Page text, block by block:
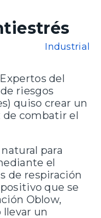
Industrial
del
riesgos
quiso crear un
combatir el
para
el
de respiración
que se
Oblow,
un